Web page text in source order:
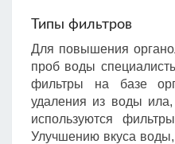
Типы фильтров
Для повышения
проб воды
фильтры на базе
удаления из воды
используются
Улучшению вкуса